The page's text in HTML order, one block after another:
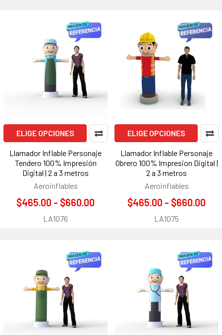
ELIGE OPCIONES
Llamador Inflable Personaje
Tendero 100% Impresión
Digital | 2 a 3 metros
Aeroinflables
$465.00 - $660.00
LA1076
ELIGE OPCIONES
Llamador Inflable Personaje
Obrero 100% Impresion Digital |
2 a 3 metros
Aeroinflables
$465.00 - $660.00
LA1075